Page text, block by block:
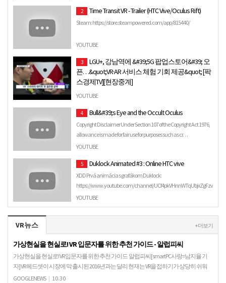
2 Time Transit VR - Trailer (HTC Vive/Oculus Rift)
Steam: https://store.steampowered.com/app/815440/
YOUTUBE
3
LGU+, 강남역에 &#39;5G 팝업스토어&#39; 오
픈…&quot;VR·AR 서비스 체험 기회 제공&quot; [팍
스경제TV][현장중계]
주식은 밥이다. 주식밥TV 채널 : https://goo.gl/XE2E4v 구독 :
구독 : https://goo…
YOUTUBE
4 Bull&#39;s Eye and the Occult Oculus
Copyright Disclaimer Under Section 107 of the Copyright Act 1976,
allowance is made for fair use for purposes such as cr…
YOUTUBE
5 Duklock Animated #3 : Online HTC vive
XDD Prvá animácia s grafákom Duklock:
https://www.youtube.com/channel/UCf4pkVHnnWTqUbjxZgFzvfw
Predošlé video: ...
YOUTUBE
VR뉴스 + 더보기
가상현실을 현실로! VR 입문자를 위한 추천 가이드 - 알럽피씨
가상현실을 현실로! VR 입문자를 위한 추천 가이드 알럽피씨[smartPC사랑=남지율 기
자] VR 헤드셋이 시장에 막 출시된 2016년과는 달리 현재는 VR을 접하기가 상당히 쉬워
진 편이다. VR 카페가 늘어나는 …
GOOGLENEWS | 10.30